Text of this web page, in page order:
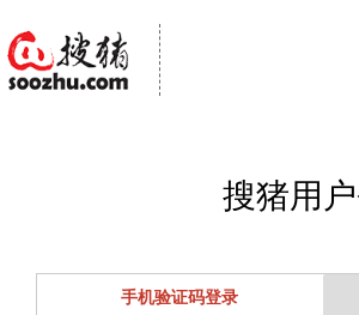
搜猪用
手机验证码登录